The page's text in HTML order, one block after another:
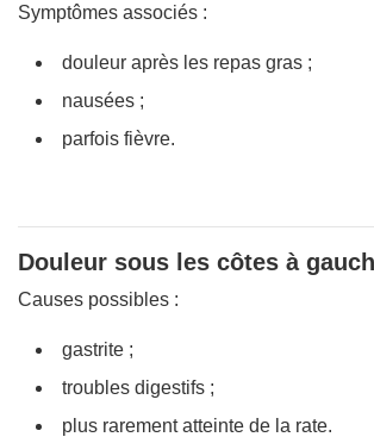
Symptômes associés :
douleur après les repas gras ;
nausées ;
parfois fièvre.
Douleur sous les côtes à
Causes possibles :
gastrite ;
troubles digestifs ;
plus rarement atteinte de la rate.